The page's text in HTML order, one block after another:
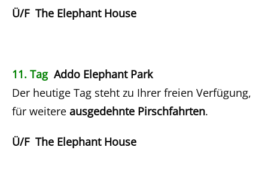
Ü/F The Elephant House
11. TagAddo Elephant Park
Der heutige Tag steht zu Ihrer freien Verfügung,
für weitere ausgedehnte Pirschfahrten.
Ü/F The Elephant House